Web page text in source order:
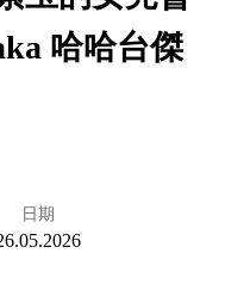
哈哈台傑
日期